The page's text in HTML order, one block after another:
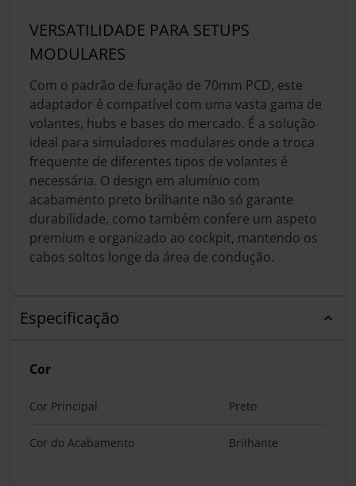
VERSATILIDADE PARA SETUPS
MODULARES
Com o padrão de furação de 70mm PCD, este
adaptador é compatível com uma vasta gama de
volantes, hubs e bases do mercado. É a solução
ideal para simuladores modulares onde a troca
frequente de diferentes tipos de volantes é
necessária. O design em alumínio com
acabamento preto brilhante não só garante
durabilidade, como também confere um aspeto
premium e organizado ao cockpit, mantendo os
cabos soltos longe da área de condução.
Especificação
Cor
Cor Principal Preto
Cor do Acabamento Brilhante